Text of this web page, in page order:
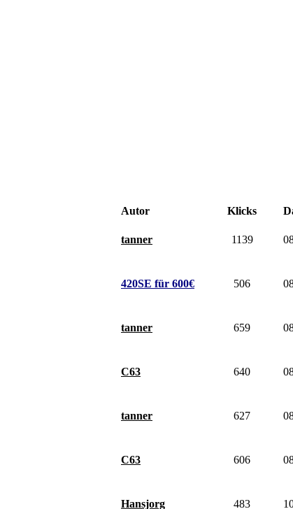
Autor Klicks
tanner 1139
420SE für 600€ 506
tanner 659
C63 640
tanner 627
C63 606
Hansjorg 483